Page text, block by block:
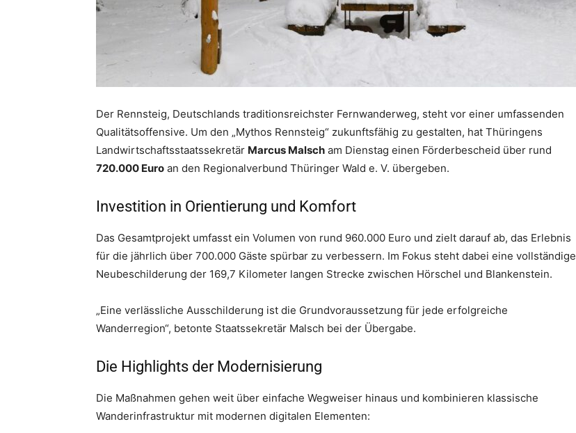
Der Rennsteig, Deutschlands traditionsreichster Fernwanderweg, steht vor einer umfassenden
Qualitätsoffensive. Um den „Mythos Rennsteig“ zukunftsfähig zu gestalten, hat Thüringens
Landwirtschaftsstaatssekretär Marcus Malsch am Dienstag einen Förderbescheid über rund
720.000 Euro an den Regionalverbund Thüringer Wald e. V. übergeben.
Investition in Orientierung und Komfort
Das Gesamtprojekt umfasst ein Volumen von rund 960.000 Euro und zielt darauf ab, das Erlebnis
für die jährlich über 700.000 Gäste spürbar zu verbessern. Im Fokus steht dabei eine vollständige
Neubeschilderung der 169,7 Kilometer langen Strecke zwischen Hörschel und Blankenstein.
„Eine verlässliche Ausschilderung ist die Grundvoraussetzung für jede erfolgreiche
Wanderregion“, betonte Staatssekretär Malsch bei der Übergabe.
Die Highlights der Modernisierung
Die Maßnahmen gehen weit über einfache Wegweiser hinaus und kombinieren klassische
Wanderinfrastruktur mit modernen digitalen Elementen: